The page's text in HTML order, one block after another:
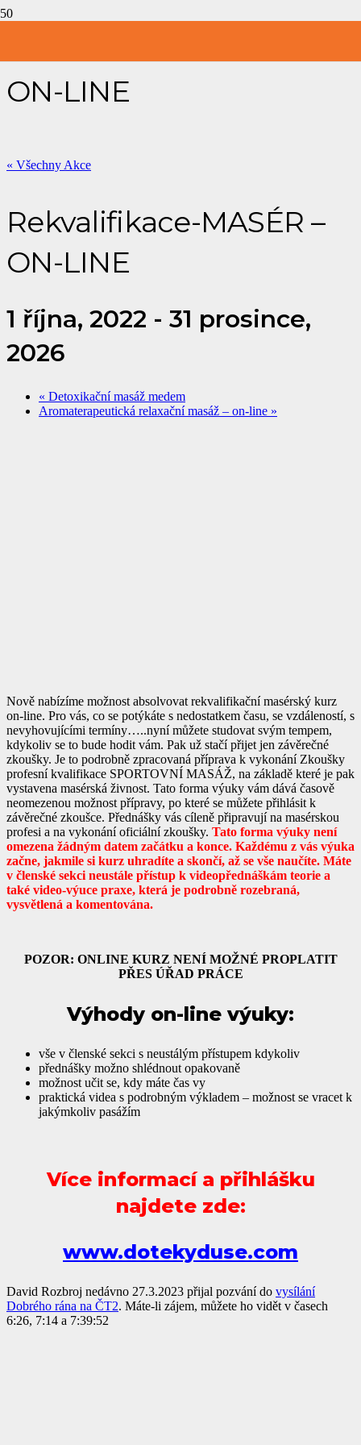
ON-LINE
« Všechny Akce
Rekvalifikace-MASÉR –
ON-LINE
1 října, 2022 - 31 prosince,
2026
« Detoxikační masáž medem
Aromaterapeutická relaxační masáž – on-line »
Nově nabízíme možnost absolvovat rekvalifikační masérský kurz
on-line. Pro vás, co se potýkáte s nedostatkem času, se vzdáleností, s
nevyhovujícími termíny…..nyní můžete studovat svým tempem,
kdykoliv se to bude hodit vám. Pak už stačí přijet jen závěrečné
zkoušky. Je to podrobně zpracovaná příprava k vykonání Zkoušky
profesní kvalifikace SPORTOVNÍ MASÁŽ, na základě které je pak
vystavena masérská živnost. Tato forma výuky vám dává časově
neomezenou možnost přípravy, po které se můžete přihlásit k
závěrečné zkoušce. Přednášky vás cíleně připravují na masérskou
profesi a na vykonání oficiální zkoušky. Tato forma výuky není
omezena žádným datem začátku a konce. Každému z vás výuka
začne, jakmile si kurz uhradíte a skončí, až se vše naučíte. Máte
v členské sekci neustále přístup k videopřednáškám teorie a
také video-výuce praxe, která je podrobně rozebraná,
vysvětlená a komentována.
POZOR: ONLINE KURZ NENÍ MOŽNÉ PROPLATIT
PŘES ÚŘAD PRÁCE
Výhody on-line výuky:
vše v členské sekci s neustálým přístupem kdykoliv
přednášky možno shlédnout opakovaně
možnost učit se, kdy máte čas vy
praktická videa s podrobným výkladem – možnost se vracet k
jakýmkoliv pasážím
Více informací a přihlášku
najdete zde:
www.dotekyduse.com
David Rozbroj nedávno 27.3.2023 přijal pozvání do vysílání
Dobrého rána na ČT2. Máte-li zájem, můžete ho vidět v časech
6:26, 7:14 a 7:39:52